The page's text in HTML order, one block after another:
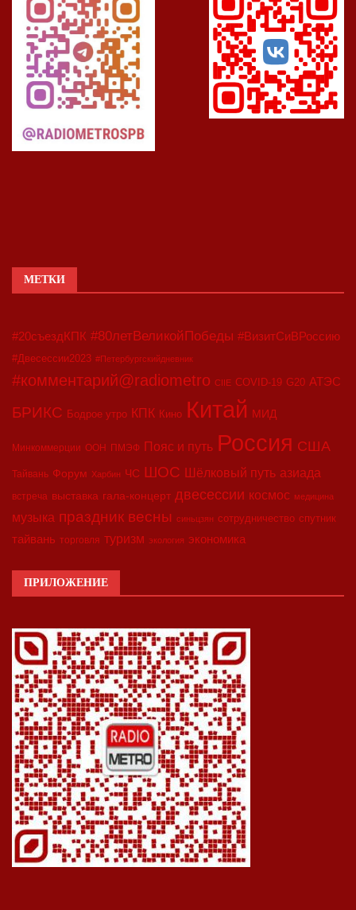
МЕТКИ
#20съездКПК #80летВеликойПобеды #ВизитСиВРоссию
#Двесессии2023 #Петербургскийдневник
#комментарий@radiometro CIIE COVID-19 G20 АТЭС
БРИКС Бодрое утро КПК Кино Китай МИД
Минкоммерции ООН ПМЭФ Пояс и путь Россия США
Тайвань Форум Харбин ЧС ШОС Шёлковый путь азиада
встреча выставка гала-концерт двесессии космос медицина
музыка праздник весны синьцзян сотрудничество спутник
тайвань торговля туризм экология экономика
ПРИЛОЖЕНИЕ